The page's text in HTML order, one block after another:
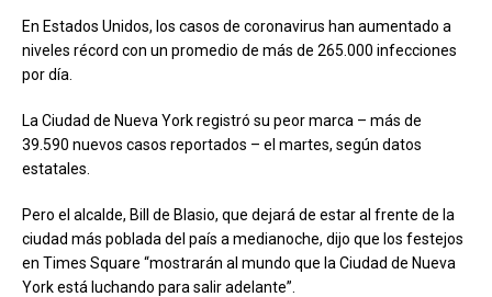
En Estados Unidos, los casos de coronavirus han aumentado a
niveles récord con un promedio de más de 265.000 infecciones
por día.
La Ciudad de Nueva York registró su peor marca – más de
39.590 nuevos casos reportados – el martes, según datos
estatales.
Pero el alcalde, Bill de Blasio, que dejará de estar al frente de la
ciudad más poblada del país a medianoche, dijo que los festejos
en Times Square “mostrarán al mundo que la Ciudad de Nueva
York está luchando para salir adelante”.